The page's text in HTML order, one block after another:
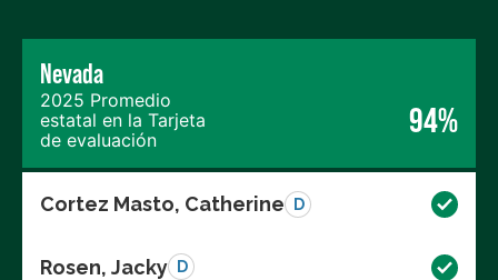
Nevada
2025 Promedio
estatal en la Tarjeta
de evaluación
94%
Cortez Masto, Catherine D
Rosen, Jacky D